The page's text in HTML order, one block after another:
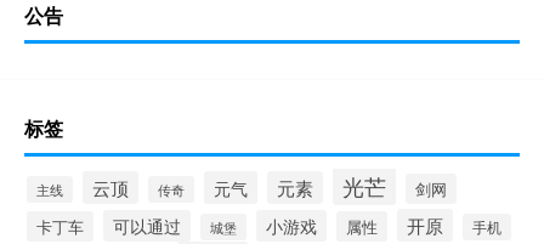
公告
标签
主线 云顶 传奇 元气 元素 光芒
剑网
卡丁车
可以通过 城堡 小游戏 属性 开原 手机